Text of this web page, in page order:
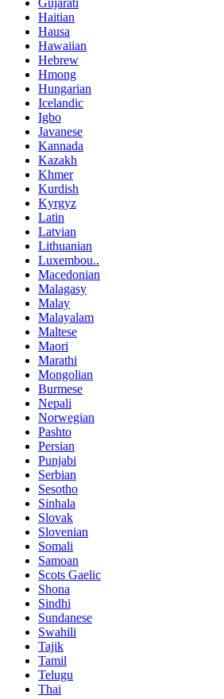
Gujarati
Haitian
Hausa
Hawaiian
Hebrew
Hmong
Hungarian
Icelandic
Igbo
Javanese
Kannada
Kazakh
Khmer
Kurdish
Kyrgyz
Latin
Latvian
Lithuanian
Luxembou..
Macedonian
Malagasy
Malay
Malayalam
Maltese
Maori
Marathi
Mongolian
Burmese
Nepali
Norwegian
Pashto
Persian
Punjabi
Serbian
Sesotho
Sinhala
Slovak
Slovenian
Somali
Samoan
Scots Gaelic
Shona
Sindhi
Sundanese
Swahili
Tajik
Tamil
Telugu
Thai